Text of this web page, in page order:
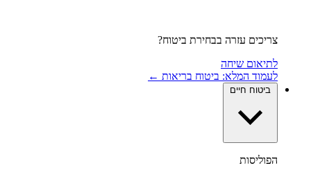
צריכים עזרה בבחירת ביטוח?
לתיאום שיחה
לעמוד המלא: ביטוח בריאות ←
ביטוח חיים
הפוליסות